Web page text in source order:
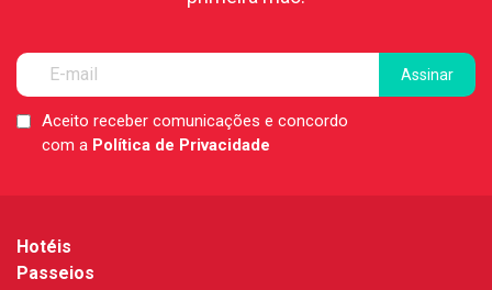
LGPDAceito receber comunicações e concordo
com a Política de Privacidade
Hotéis
Passeios